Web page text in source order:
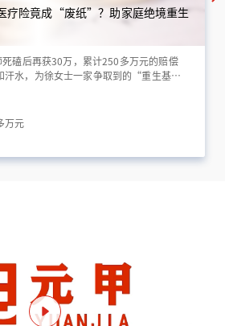
疗险竟成“废纸”？助家庭绝境重生
磕后再获30万，累计250多万元的赔偿
汗水，为徐女士一家争取到的“重生基
万元